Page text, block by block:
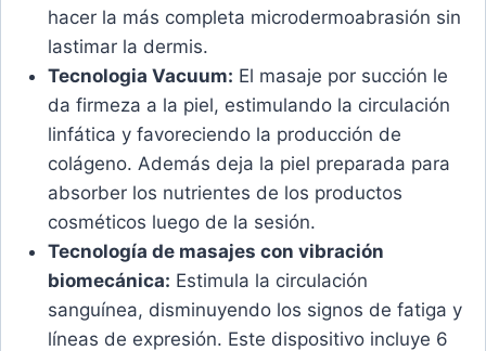
hacer la más completa microdermoabrasión sin
lastimar la dermis.
Tecnologia Vacuum: El masaje por succión le
da firmeza a la piel, estimulando la circulación
linfática y favoreciendo la producción de
colágeno. Además deja la piel preparada para
absorber los nutrientes de los productos
cosméticos luego de la sesión.
Tecnología de masajes con vibración
biomecánica: Estimula la circulación
sanguínea, disminuyendo los signos de fatiga y
líneas de expresión. Este dispositivo incluye 6